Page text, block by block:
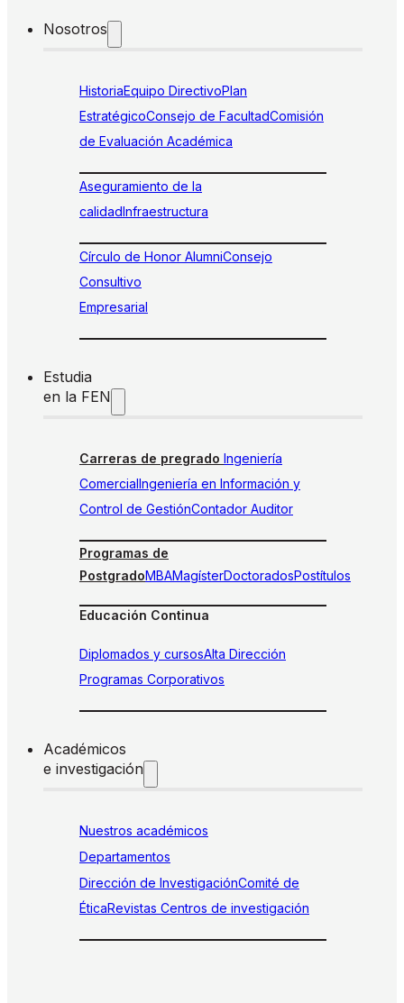
Nosotros
HistoriaEquipo DirectivoPlan
EstratégicoConsejo de FacultadComisión
de Evaluación Académica
Aseguramiento de la
calidadInfraestructura
Círculo de Honor AlumniConsejo
Consultivo
Empresarial
Estudia
en la FEN
Carreras de pregrado Ingeniería
ComercialIngeniería en Información y
Control de GestiónContador Auditor
Programas de
PostgradoMBAMagísterDoctoradosPostítulos
Educación Continua
Diplomados y cursosAlta Dirección
Programas Corporativos
Académicos
e investigación
Nuestros académicos
Departamentos
Dirección de InvestigaciónComité de
ÉticaRevistas Centros de investigación